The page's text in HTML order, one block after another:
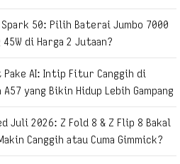
50: Pilih Baterai Jumbo 7000
di Harga 2 Jutaan?
Pake AI: Intip Fitur Canggih di
A57 yang Bikin Hidup Lebih Gampang
Juli 2026: Z Fold 8 & Z Flip 8 Bakal
Canggih atau Cuma Gimmick?